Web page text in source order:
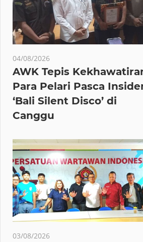
04/08/2026
AWK Tepis
Para Pelari Pasca
‘Bali Silent Disco’ di
Canggu
03/08/2026